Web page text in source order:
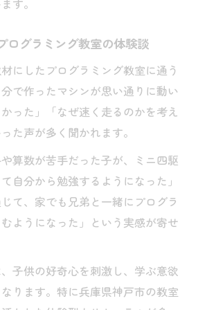
す。
ログラミング教室の体験談
にしたプログラミング教室に通う
で作ったマシンが思い通りに動い
った」「なぜ速く走るのかを考え
た声が多く聞かれます。
算数が苦手だった子が、ミニ四駆
自分から勉強するようになった」
て、家でも兄弟と一緒にプログラ
ようになった」という実感が寄せ
子供の好奇心を刺激し、学ぶ意欲
ります。特に兵庫県神戸市の教室